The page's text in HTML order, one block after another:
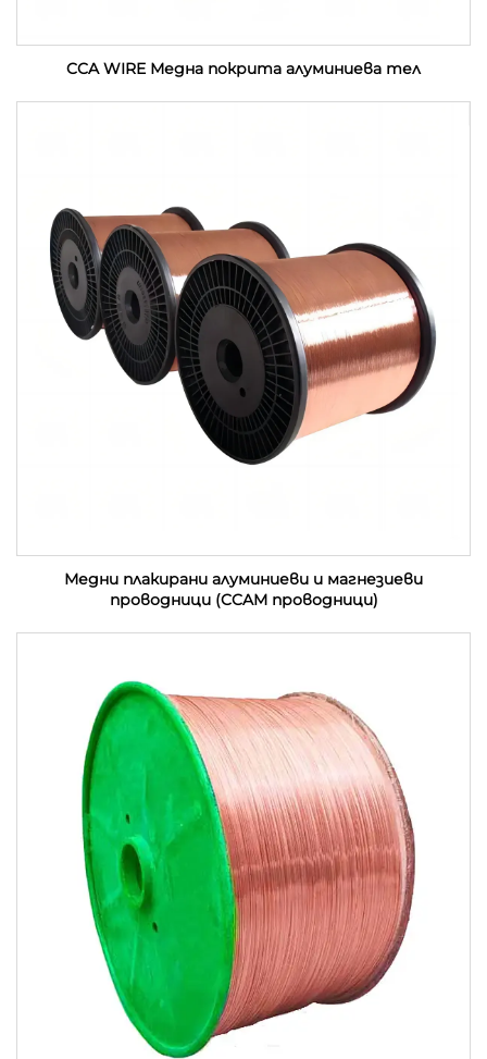
CCA WIRE Медна покрита алуминиева тел
Медни плакирани алуминиеви и магнезиеви
проводници (CCAM проводници)